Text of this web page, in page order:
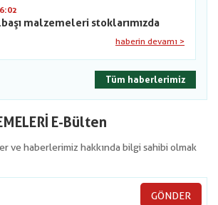
malzemeleri stoklarımızda
haberin devamı >
Tüm haberlerimiz
E-Bülten
ve haberlerimiz hakkında bilgi sahibi olmak
GÖNDER